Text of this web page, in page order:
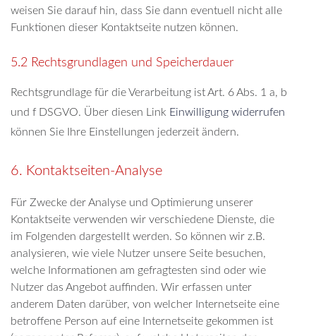
weisen Sie darauf hin, dass Sie dann eventuell nicht alle
Funktionen dieser Kontaktseite nutzen können.
5.2 Rechtsgrundlagen und Speicherdauer
Rechtsgrundlage für die Verarbeitung ist Art. 6 Abs. 1 a, b
und f DSGVO. Über diesen Link Einwilligung widerrufen
können Sie Ihre Einstellungen jederzeit ändern.
6. Kontaktseiten-Analyse
Für Zwecke der Analyse und Optimierung unserer
Kontaktseite verwenden wir verschiedene Dienste, die
im Folgenden dargestellt werden. So können wir z.B.
analysieren, wie viele Nutzer unsere Seite besuchen,
welche Informationen am gefragtesten sind oder wie
Nutzer das Angebot auffinden. Wir erfassen unter
anderem Daten darüber, von welcher Internetseite eine
betroffene Person auf eine Internetseite gekommen ist